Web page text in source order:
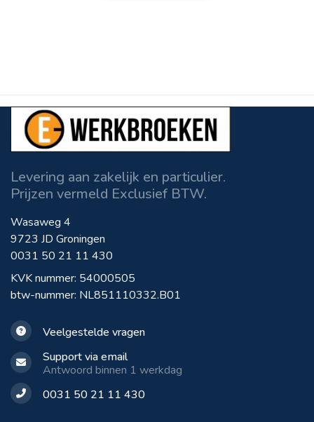
Levering aan zakelijk en particulier.
Prijzen vermeld Exclusief BTW.
Wasaweg 4
9723 JD Groningen
0031 50 21 11 430
KVK nummer: 54000505
btw-nummer: NL851110332.B01
Veelgestelde vragen
Support via email
Antwoord binnen 1 werkdag
0031 50 21 11 430